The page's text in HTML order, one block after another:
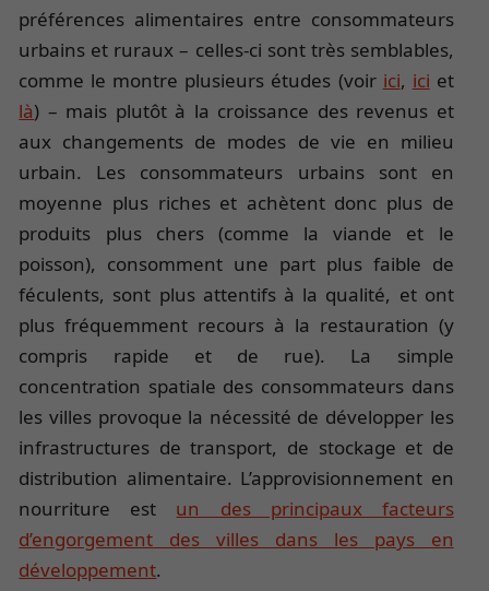
préférences alimentaires entre consommateurs
urbains et ruraux – celles-ci sont très semblables,
comme le montre plusieurs études (voir ici, ici et
là) – mais plutôt à la croissance des revenus et
aux changements de modes de vie en milieu
urbain. Les consommateurs urbains sont en
moyenne plus riches et achètent donc plus de
produits plus chers (comme la viande et le
poisson), consomment une part plus faible de
féculents, sont plus attentifs à la qualité, et ont
plus fréquemment recours à la restauration (y
compris rapide et de rue). La simple
concentration spatiale des consommateurs dans
les villes provoque la nécessité de développer les
infrastructures de transport, de stockage et de
distribution alimentaire. L’approvisionnement en
nourriture est un des principaux facteurs
d’engorgement des villes dans les pays en
développement.